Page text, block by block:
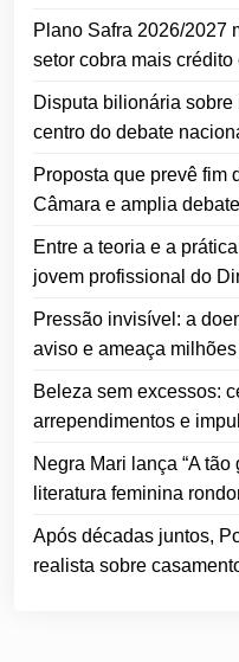
Plano Safra 2026/2027
setor cobra mais
Disputa bilionária
centro do debate
Proposta que prevê fim
Câmara e amplia
Entre a teoria e a
jovem profissional do
Pressão invisível: a
aviso e ameaça
Beleza sem excessos:
arrependimentos e
Negra Mari lança “A
literatura feminina
Após décadas juntos,
realista sobre